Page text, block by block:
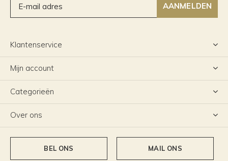
AANMELDEN
Klantenservice
Mijn account
Categorieën
Over ons
BEL ONS MAIL ONS